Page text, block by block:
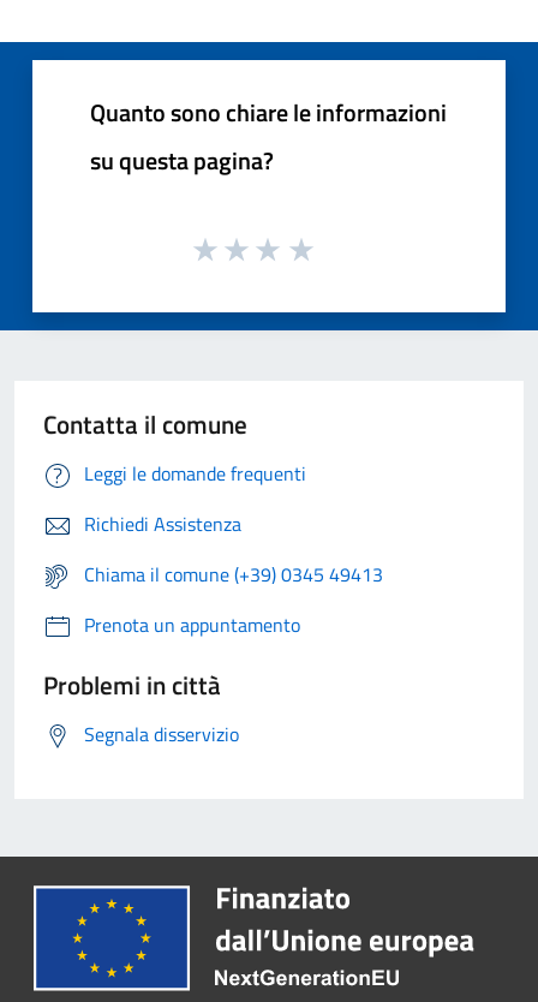
Quanto sono chiare le informazioni
su questa pagina?
Contatta il comune
Leggi le domande frequenti
Richiedi Assistenza
Chiama il comune (+39) 0345 49413
Prenota un appuntamento
Problemi in città
Segnala disservizio